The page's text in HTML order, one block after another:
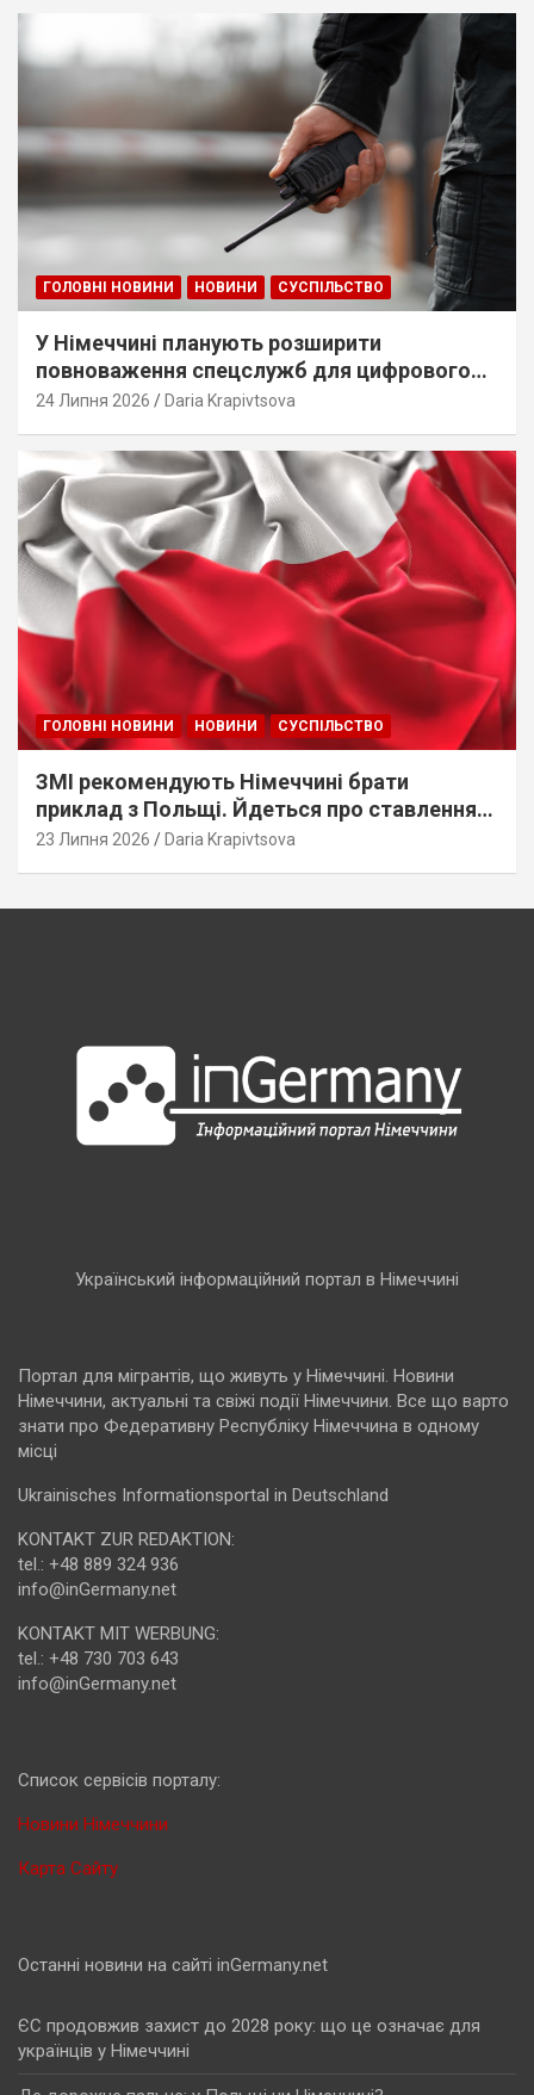
ГОЛОВНІ НОВИНИ НОВИНИ СУСПІЛЬСТВО
У Німеччині планують розширити
повноваження спецслужб для цифрового
стеження
24 Липня 2026 Daria Krapivtsova
ГОЛОВНІ НОВИНИ НОВИНИ СУСПІЛЬСТВО
ЗМІ рекомендують Німеччині брати
приклад з Польщі. Йдеться про ставлення
до українців
23 Липня 2026 Daria Krapivtsova
Український інформаційний портал в Німеччині
Портал для мігрантів, що живуть у Німеччині. Новини
Німеччини, актуальні та свіжі події Німеччини. Все що варто
знати про Федеративну Республіку Німеччина в одному
місці
Ukrainisches Informationsportal in Deutschland
KONTAKT ZUR REDAKTION:
tel.: +48 889 324 936
info@inGermany.net
KONTAKT MIT WERBUNG:
tel.: +48 730 703 643
info@inGermany.net
Cписок сервісів порталу:
Новини Німеччини
Карта Сайту
Останні новини на сайті inGermany.net
ЄС продовжив захист до 2028 року: що це означає для
українців у Німеччині